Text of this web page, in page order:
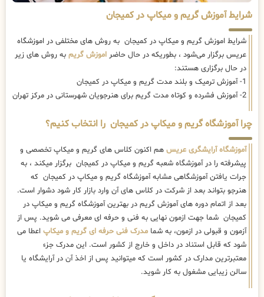
شرایط آموزش گریم و میکاپ در کمیجان
شرایط اموزش گریم و میکاپ در کمیجان به روش های مختلفی در اموزشگاه
عریس برگزار می‌شود ، بطوریکه در حال حاضر اموزش گریم به روش های زیر
در حال برگزاری هستند:
1- آموزش ترمیک و بلند مدت گریم و میکاپ در کمیجان
2- آموزش فشرده و کوتاه مدت گریم برای هنرجویان شهرستانی در مرکز تهران
چرا آموزشگاه گریم و میکاپ در کمیجان را انتخاب کنیم؟
آموزشگاه آرایشگری عریس هم اکنون کلاس های گریم و میکاپ تخصصی و
پیشرفته را در آموزشگاه شعبه گریم و میکاپ در کمیجان برگزار میکند ، به
جرات یافتن آموزشگاهی مشابه آموزشگاه گریم و میکاپ در کمیجان که
هنرجو بتواند بعد از شرکت در کلاس های آن وارد بازار کار شود دشوار است.
بعد از اتمام دوره های آموزش گریم در بهترین آموزشگاه گریم و میکاپ در
کمیجان شما جهت ازمون نهایی به فنی و حرفه ای معرفی می شوید. پس از
آزمون و قبولی در ازمون، به شما مدرک فنی حرفه ای گریم و میکاپ اعطا می
شود که قابل استناد در داخل و خارج از کشور است. این مدرک جزء
معتبرترین مدارک در کشور است که میتوانید پس از اخذ آن در آرایشگاه یا
سالن زیبایی مشغول به کار شوید.